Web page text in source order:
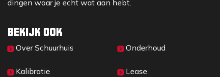
dingen waar je echt wat aan hebt.
Bekijk ook
Over Sc​huurhuis
Kalibratie
Onderhoud
Lease